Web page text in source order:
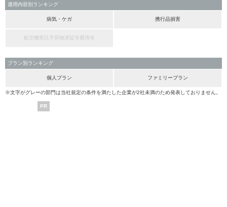
適用内容別ランキング
病気・ケガ 携行品損害
航空機寄託手荷物遅延等費用等
プラン別ランキング
個人プラン ファミリープラン
※文字がグレーの部門は当社規定の条件を満たした企業が2社未満のため発表しておりません。
PR